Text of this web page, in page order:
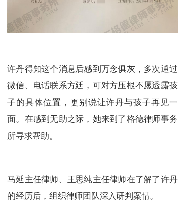
许丹得知这个消息后感到万念俱灰，多次通过
微信、电话联系方廷，可对方压根不愿透露孩
子的具体位置，更别说让许丹与孩子再见一
面。在感到无助之际，她来到了格德律师事务
所寻求帮助。
马延主任律师、王思纯主任律师在了解了许丹
的经历后，组织律师团队深入研判案情。